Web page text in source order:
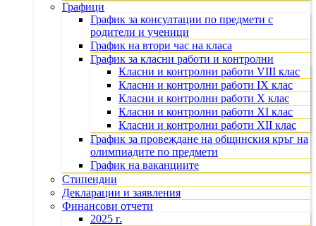
Графици
График за консултации по предмети с
родители и ученици
График на втори час на класа
График за класни работи и контролни
Класни и контролни работи VIII клас
Класни и контролни работи IX клас
Класни и контролни работи X клас
Класни и контролни работи XI клас
Класни и контролни работи XII клас
График за провеждане на общинския кръг на
олимпиадите по предмети
График на ваканциите
Стипендии
Декларации и заявления
Финансови отчети
2025 г.